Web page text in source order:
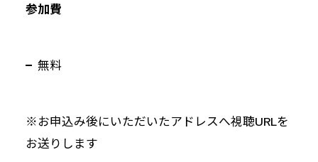
参加費
無料
※お申込み後にいただいたアドレスへ視聴URLを
お送りします